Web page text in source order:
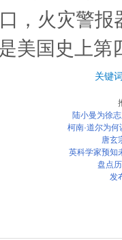
，火灾警
美国史上
关键
陆小曼为徐
柯南·道尔为
唐玄
英科学家预知
盘点
发